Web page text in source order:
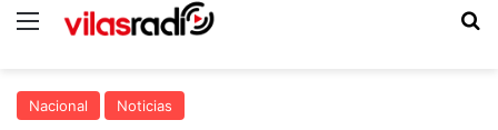
Menú
Nacional Noticias